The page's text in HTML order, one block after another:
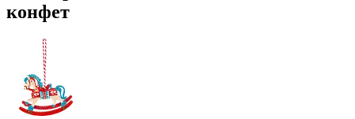
конфет